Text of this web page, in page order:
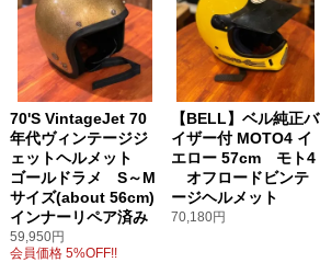
70'S VintageJet 70
年代ヴィンテージジ
ェットヘルメット
ゴールドラメ S～M
サイズ(about 56cm)
インナーリペア済み
59,950円
会員価格 5%OFF!!
【BELL】ベル純正バ
イザー付 MOTO4 イ
エロー 57cm モト4
オフロードビンテ
ージヘルメット
70,180円